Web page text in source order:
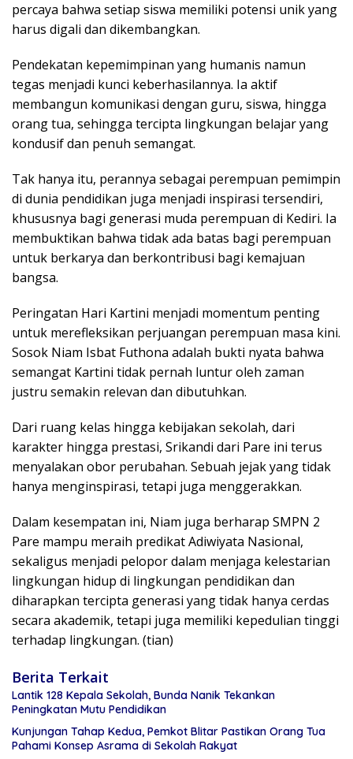
percaya bahwa setiap siswa memiliki potensi unik yang
harus digali dan dikembangkan.
Pendekatan kepemimpinan yang humanis namun
tegas menjadi kunci keberhasilannya. Ia aktif
membangun komunikasi dengan guru, siswa, hingga
orang tua, sehingga tercipta lingkungan belajar yang
kondusif dan penuh semangat.
Tak hanya itu, perannya sebagai perempuan pemimpin
di dunia pendidikan juga menjadi inspirasi tersendiri,
khususnya bagi generasi muda perempuan di Kediri. Ia
membuktikan bahwa tidak ada batas bagi perempuan
untuk berkarya dan berkontribusi bagi kemajuan
bangsa.
Peringatan Hari Kartini menjadi momentum penting
untuk merefleksikan perjuangan perempuan masa kini.
Sosok Niam Isbat Futhona adalah bukti nyata bahwa
semangat Kartini tidak pernah luntur oleh zaman
justru semakin relevan dan dibutuhkan.
Dari ruang kelas hingga kebijakan sekolah, dari
karakter hingga prestasi, Srikandi dari Pare ini terus
menyalakan obor perubahan. Sebuah jejak yang tidak
hanya menginspirasi, tetapi juga menggerakkan.
Dalam kesempatan ini, Niam juga berharap SMPN 2
Pare mampu meraih predikat Adiwiyata Nasional,
sekaligus menjadi pelopor dalam menjaga kelestarian
lingkungan hidup di lingkungan pendidikan dan
diharapkan tercipta generasi yang tidak hanya cerdas
secara akademik, tetapi juga memiliki kepedulian tinggi
terhadap lingkungan. (tian)
Berita Terkait
Lantik 128 Kepala Sekolah, Bunda Nanik Tekankan
Peningkatan Mutu Pendidikan
Kunjungan Tahap Kedua, Pemkot Blitar Pastikan Orang Tua
Pahami Konsep Asrama di Sekolah Rakyat